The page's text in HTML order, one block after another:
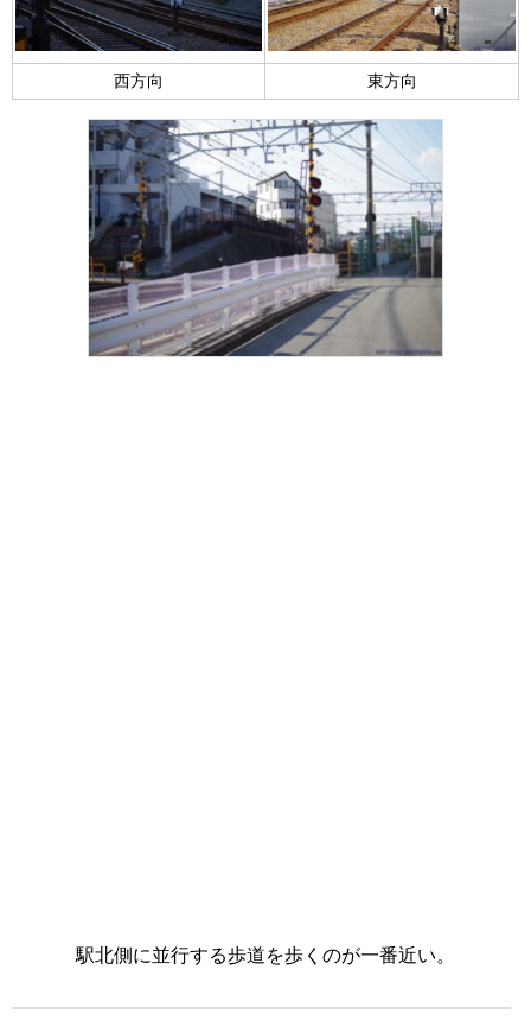
西方向 東方向
駅北側に並行する歩道を歩くのが一番近い。